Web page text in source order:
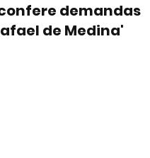
demandas
de Medina'